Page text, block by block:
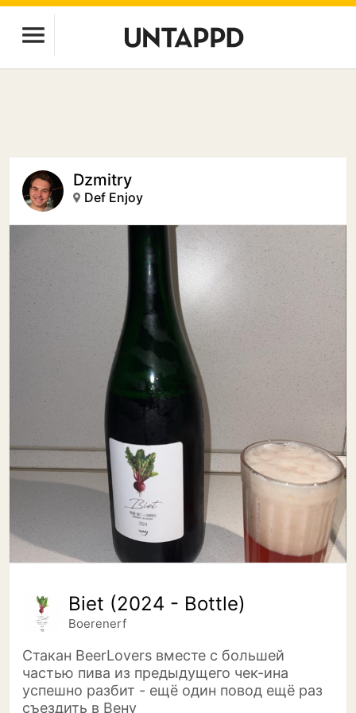
Dzmitry
Def Enjoy
Biet (2024 - Bottle)
Boerenerf
Стакан BeerLovers вместе с большей
частью пива из предыдущего чек-ина
успешно разбит - ещё один повод ещё раз
съездить в Вену